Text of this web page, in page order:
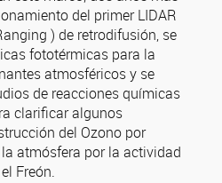
del primer LIDAR
) de retrodifusión, se
fototérmicas para la
atmosféricos y se
de reacciones químicas
clarificar algunos
del Ozono por
atmósfera por la actividad
Freón.